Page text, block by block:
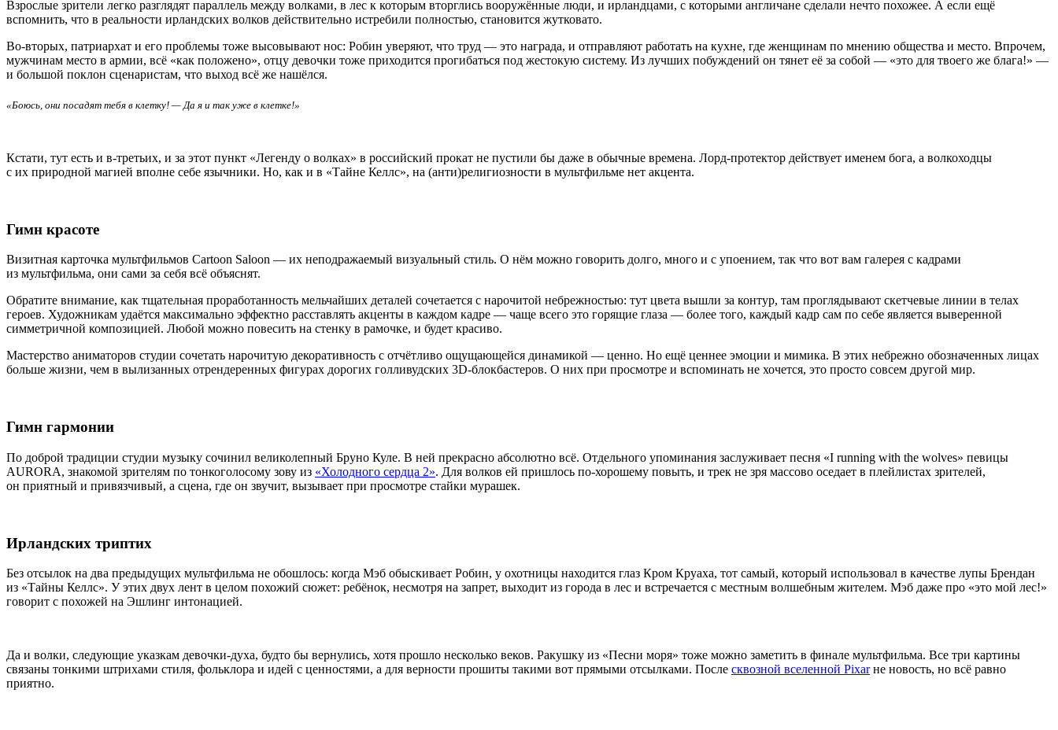
Взрослые зрители легко разглядят параллель между волками, в лес к которым вторглись вооружённые люди, и ирландцами, с которыми англичане сделали нечто похожее. А если ещё
вспомнить, что в реальности ирландских волков действительно истребили полностью, становится жутковато.
Во-вторых, патриархат и его проблемы тоже высовывают нос: Робин уверяют, что труд — это награда, и отправляют работать на кухне, где женщинам по мнению общества и место. Впрочем,
мужчинам место в армии, всё «как положено», отцу девочки тоже приходится прогибаться под жестокую систему. Из лучших побуждений он тянет её за собой — «это для твоего же блага!» —
и большой поклон сценаристам, что выход всё же нашёлся.
«Боюсь, они посадят тебя в клетку! — Да я и так уже в клетке!»
Кстати, тут есть и в-третьих, и за этот пункт «Легенду о волках» в российский прокат не пустили бы даже в обычные времена. Лорд-протектор действует именем бога, а волкоходцы
с их природной магией вполне себе язычники. Но, как и в «Тайне Келлс», на (анти)религиозности в мультфильме нет акцента.
Гимн красоте
Визитная карточка мультфильмов Cartoon Saloon — их неподражаемый визуальный стиль. О нём можно говорить долго, много и с упоением, так что вот вам галерея с кадрами
из мультфильма, они сами за себя всё объяснят.
Обратите внимание, как тщательная проработанность мельчайших деталей сочетается с нарочитой небрежностью: тут цвета вышли за контур, там проглядывают скетчевые линии в телах
героев. Художникам удаётся максимально эффектно расставлять акценты в каждом кадре — чаще всего это горящие глаза — более того, каждый кадр сам по себе является выверенной
симметричной композицией. Любой можно повесить на стенку в рамочке, и будет красиво.
Мастерство аниматоров студии сочетать нарочитую декоративность с отчётливо ощущающейся динамикой — ценно. Но ещё ценнее эмоции и мимика. В этих небрежно обозначенных лицах
больше жизни, чем в вылизанных отрендеренных фигурах дорогих голливудских 3D-блокбастеров. О них при просмотре и вспоминать не хочется, это просто совсем другой мир.
Гимн гармонии
По доброй традиции студии музыку сочинил великолепный Бруно Куле. В ней прекрасно абсолютно всё. Отдельного упоминания заслуживает песня «I running with the wolves» певицы
AURORA, знакомой зрителям по тонкоголосому зову из «Холодного сердца 2». Для волков ей пришлось по-хорошему повыть, и трек не зря массово оседает в плейлистах зрителей,
он приятный и привязчивый, а сцена, где он звучит, вызывает при просмотре стайки мурашек.
Ирландских триптих
Без отсылок на два предыдущих мультфильма не обошлось: когда Мэб обыскивает Робин, у охотницы находится глаз Кром Круаха, тот самый, который использовал в качестве лупы Брендан
из «Тайны Келлс». У этих двух лент в целом похожий сюжет: ребёнок, несмотря на запрет, выходит из города в лес и встречается с местным волшебным жителем. Мэб даже про «это мой лес!»
говорит с похожей на Эшлинг интонацией.
Да и волки, следующие указкам девочки-духа, будто бы вернулись, хотя прошло несколько веков. Ракушку из «Песни моря» тоже можно заметить в финале мультфильма. Все три картины
связаны тонкими штрихами стиля, фольклора и идей с ценностями, а для верности прошиты такими вот прямыми отсылками. После сквозной вселенной Pixarне новость, но всё равно
приятно.